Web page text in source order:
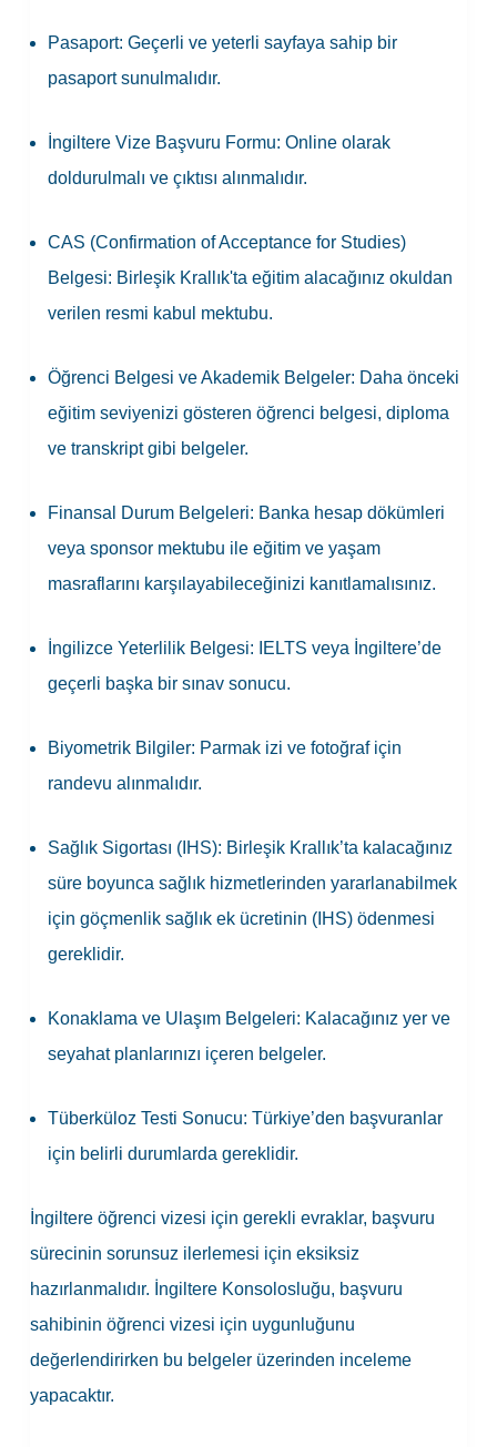
Pasaport: Geçerli ve yeterli sayfaya sahip bir
pasaport sunulmalıdır.
İngiltere Vize Başvuru Formu: Online olarak
doldurulmalı ve çıktısı alınmalıdır.
CAS (Confirmation of Acceptance for Studies)
Belgesi: Birleşik Krallık'ta eğitim alacağınız okuldan
verilen resmi kabul mektubu.
Öğrenci Belgesi ve Akademik Belgeler: Daha önceki
eğitim seviyenizi gösteren öğrenci belgesi, diploma
ve transkript gibi belgeler.
Finansal Durum Belgeleri: Banka hesap dökümleri
veya sponsor mektubu ile eğitim ve yaşam
masraflarını karşılayabileceğinizi kanıtlamalısınız.
İngilizce Yeterlilik Belgesi: IELTS veya İngiltere’de
geçerli başka bir sınav sonucu.
Biyometrik Bilgiler: Parmak izi ve fotoğraf için
randevu alınmalıdır.
Sağlık Sigortası (IHS): Birleşik Krallık’ta kalacağınız
süre boyunca sağlık hizmetlerinden yararlanabilmek
için göçmenlik sağlık ek ücretinin (IHS) ödenmesi
gereklidir.
Konaklama ve Ulaşım Belgeleri: Kalacağınız yer ve
seyahat planlarınızı içeren belgeler.
Tüberküloz Testi Sonucu: Türkiye’den başvuranlar
için belirli durumlarda gereklidir.
İngiltere öğrenci vizesi için gerekli evraklar, başvuru
sürecinin sorunsuz ilerlemesi için eksiksiz
hazırlanmalıdır. İngiltere Konsolosluğu, başvuru
sahibinin öğrenci vizesi için uygunluğunu
değerlendirirken bu belgeler üzerinden inceleme
yapacaktır.